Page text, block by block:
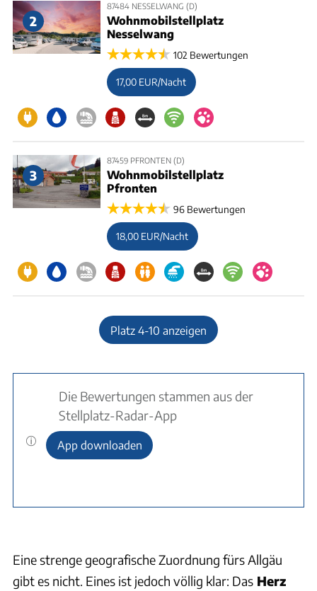
87484 NESSELWANG (D)
Wohnmobilstellplatz
Nesselwang
102 Bewertungen
17,00 EUR/Nacht
2
87459 PFRONTEN (D)
Wohnmobilstellplatz
Pfronten
96 Bewertungen
18,00 EUR/Nacht
3
Platz 4-10 anzeigen
Die Bewertungen stammen aus der
Stellplatz-Radar-App
App downloaden
Eine strenge geografische Zuordnung fürs Allgäu
gibt es nicht. Eines ist jedoch völlig klar: Das Herz